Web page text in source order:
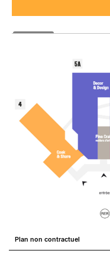
Plan non contractuel